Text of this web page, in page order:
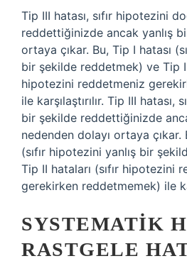
Tip III hatası, sıfır hipotezini
reddettiğinizde ancak yanlış
ortaya çıkar. Bu, Tip I hatası
bir şekilde reddetmek) ve Tip II
hipotezini reddetmeniz
ile karşılaştırılır. Tip III hatası,
bir şekilde reddettiğinizde
nedenden dolayı ortaya çıkar.
(sıfır hipotezini yanlış bir
Tip II hataları (sıfır hipotezini
gerekirken reddetmemek) ile
SYSTEMATIK
RASTGELE